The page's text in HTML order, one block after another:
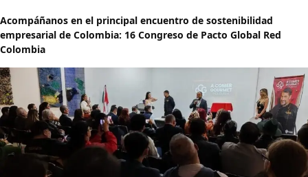
Acompáñanos en el principal encuentro de sostenibilidad
empresarial de Colombia: 16 Congreso de Pacto Global Red
Colombia